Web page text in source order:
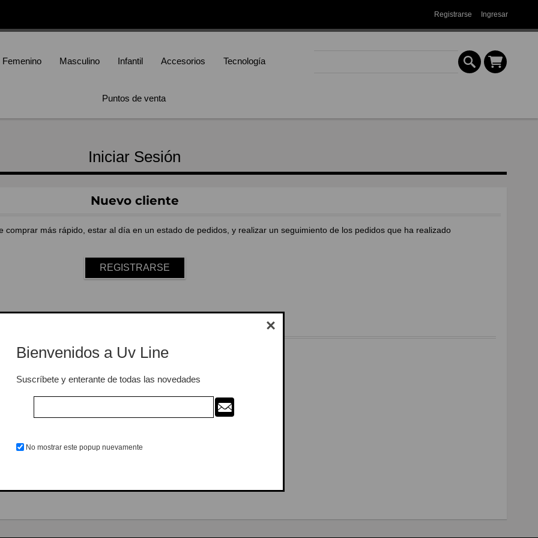
Registrarse Ingresar
Femenino Masculino Infantil Accesorios Tecnología
Puntos de venta
Iniciar Sesión
Nuevo cliente
más rápido, estar al día en un estado de pedidos, y realizar un seguimiento de los pedidos que ha realizado
Recordarme ¿Olvidó su contraseña?
Bienvenidos a Uv Line
Suscríbete y enterante de todas las novedades
No mostrar este popup nuevamente